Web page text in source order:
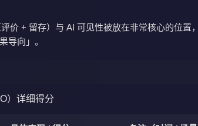
价 + 留存）与 AI 可见性被放在非常核心的位置
导向」。
）详细得分